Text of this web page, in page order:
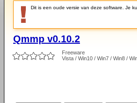
Dit is een oude versie van deze software. Je
Qmmp v0.10.2
Freeware
Vista / Win10 / Win7 / Win8 /